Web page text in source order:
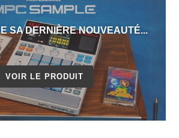
SA DERNIÈRE NOUVEAUTÉ...
VOIR LE PRODUIT